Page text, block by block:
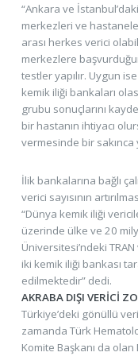
“Ankara ve
merkezleri ve
arası herkes verici
merkezlere
testler yapılır. Uygun
kemik iliği bankaları
grubu sonuçlarını
bir hastanın ihtiyacı
vermesinde bir sakınca
İlik bankalarına bağlı
verici sayısının
“Dünya kemik iliği
üzerinde ülke ve 20
Üniversitesi’ndeki
iki kemik iliği bankası
edilmektedir” dedi.
AKRABA DIŞI VERİCİ
Türkiye’deki gönüllü
zamanda Türk
Komite Başkanı da